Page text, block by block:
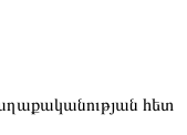
հետ